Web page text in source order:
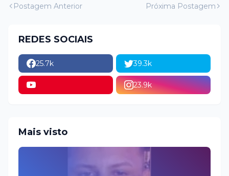
Postagem Anterior Próxima Postagem
REDES SOCIAIS
25.7k 39.3k
23.9k
Mais visto